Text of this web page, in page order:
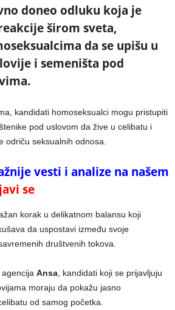
doneo odluku koja je
širom sveta,
da se upišu u
i semeništa pod
kandidati homoseksualci mogu pristupiti
pod uslovom da žive u celibatu i
odriču seksualnih odnosa.
vesti i analize na našem
se
korak u delikatnom balansu koji
da uspostavi između svoje
društvenih tokova.
Ansa , kandidati koji se prijavljuju
moraju da pokažu jasno
od samog početka.